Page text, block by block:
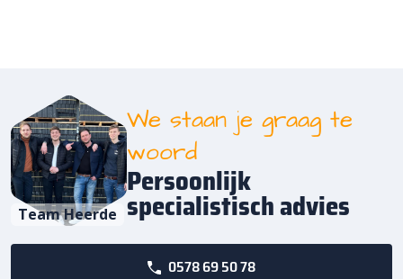
Team Heerde
We staan je graag te
woord
Persoonlijk
specialistisch advies
0578 69 50 78